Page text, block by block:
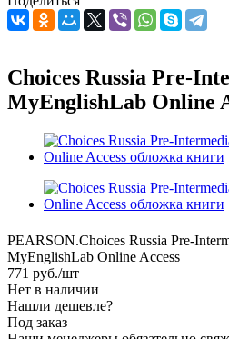
Choices Russia Pre-
MyEnglishLab Online
PEARSON.Choices Russia Pre-
MyEnglishLab Online Access
771 руб./шт
Нет в наличии
Нашли дешевле?
Под заказ